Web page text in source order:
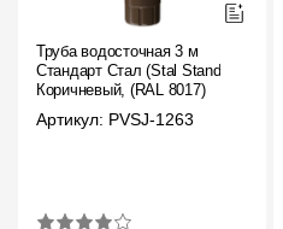
Труба водосточная 3 м
Стандарт Стал (Stal Standard)
Коричневый, (RAL 8017)
Артикул: PVSJ-1263